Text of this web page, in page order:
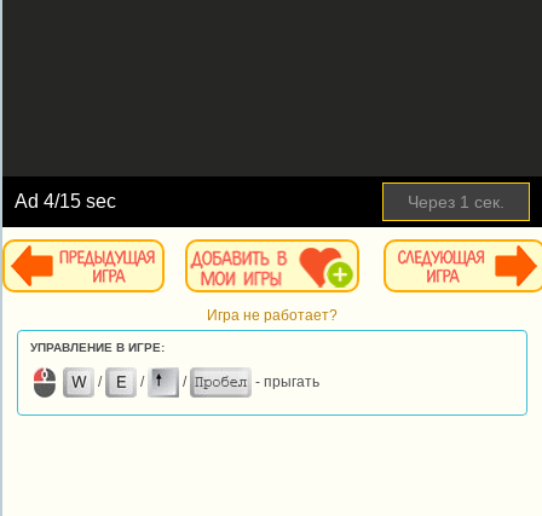
Ad4/15 sec Через 1 сек.
Игра не работает?
УПРАВЛЕНИЕ В ИГРЕ:
/ / / - прыгать